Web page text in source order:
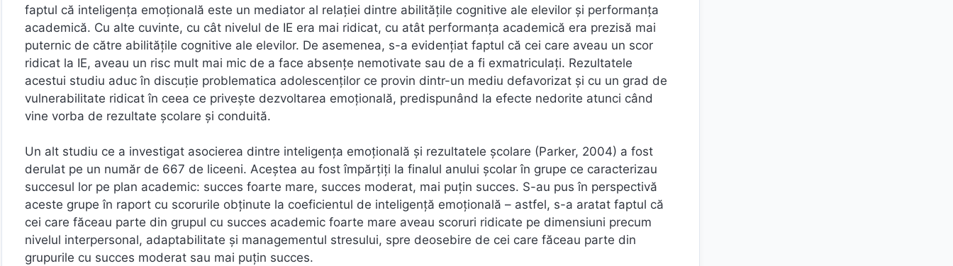
faptul că inteligența emoțională este un mediator al relației dintre abilitățile cognitive ale elevilor și performanța
academică. Cu alte cuvinte, cu cât nivelul de IE era mai ridicat, cu atât performanța academică era prezisă mai
puternic de către abilitățile cognitive ale elevilor. De asemenea, s-a evidențiat faptul că cei care aveau un scor
ridicat la IE, aveau un risc mult mai mic de a face absențe nemotivate sau de a fi exmatriculați. Rezultatele
acestui studiu aduc în discuție problematica adolescenților ce provin dintr-un mediu defavorizat și cu un grad de
vulnerabilitate ridicat în ceea ce privește dezvoltarea emoțională, predispunând la efecte nedorite atunci când
vine vorba de rezultate școlare și conduită.
Un alt studiu ce a investigat asocierea dintre inteligența emoțională și rezultatele școlare (Parker, 2004) a fost
derulat pe un număr de 667 de liceeni. Aceștea au fost împărțiți la finalul anului școlar în grupe ce caracterizau
succesul lor pe plan academic: succes foarte mare, succes moderat, mai puțin succes. S-au pus în perspectivă
aceste grupe în raport cu scorurile obținute la coeficientul de inteligență emoțională – astfel, s-a aratat faptul că
cei care făceau parte din grupul cu succes academic foarte mare aveau scoruri ridicate pe dimensiuni precum
nivelul interpersonal, adaptabilitate și managementul stresului, spre deosebire de cei care făceau parte din
grupurile cu succes moderat sau mai puțin succes.